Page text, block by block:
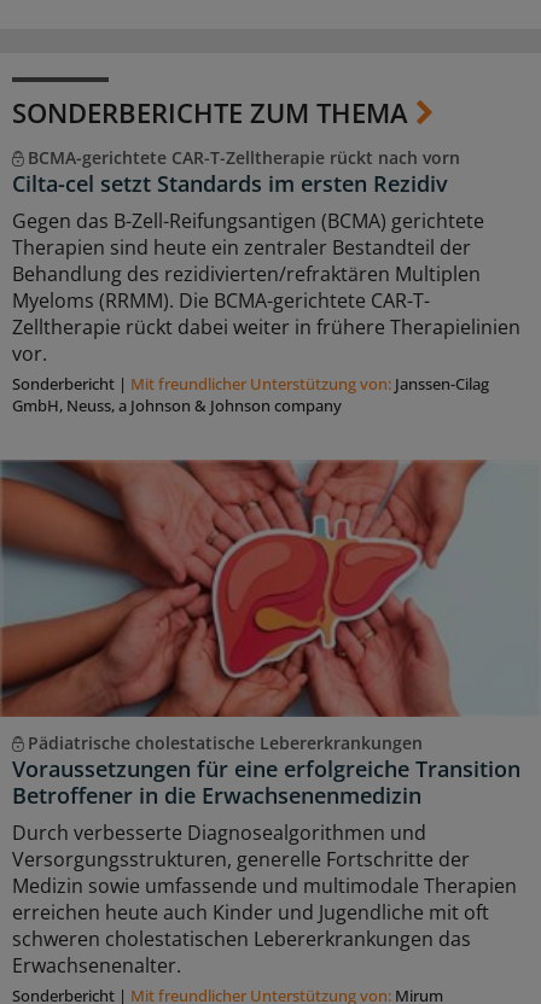
SONDERBERICHTE ZUM THEMA
BCMA-gerichtete CAR-T-Zelltherapie rückt nach vorn
Cilta-cel setzt Standards im ersten Rezidiv
Gegen das B-Zell-Reifungsantigen (BCMA) gerichtete
Therapien sind heute ein zentraler Bestandteil der
Behandlung des rezidivierten/refraktären Multiplen
Myeloms (RRMM). Die BCMA-gerichtete CAR-T-
Zelltherapie rückt dabei weiter in frühere Therapielinien
vor.
Sonderbericht | Mit freundlicher Unterstützung von: Janssen-Cilag
GmbH, Neuss, a Johnson & Johnson company
Pädiatrische cholestatische Lebererkrankungen
Voraussetzungen für eine erfolgreiche Transition
Betroffener in die Erwachsenenmedizin
Durch verbesserte Diagnosealgorithmen und
Versorgungsstrukturen, generelle Fortschritte der
Medizin sowie umfassende und multimodale Therapien
erreichen heute auch Kinder und Jugendliche mit oft
schweren cholestatischen Lebererkrankungen das
Erwachsenenalter.
Sonderbericht | Mit freundlicher Unterstützung von: Mirum